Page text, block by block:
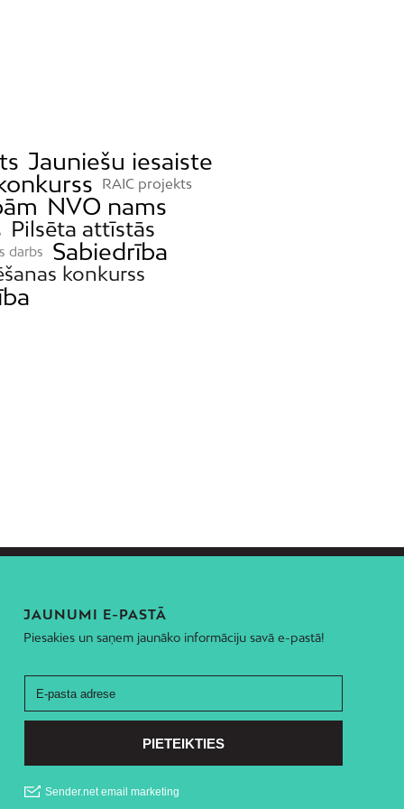
Jauniešu iesaiste
RAIC projekts
NVO nams
Pilsēta attīstās
darbs Sabiedrība
konkurss
JAUNUMI E-PASTĀ
Piesakies un saņem jaunāko informāciju savā e-pastā!